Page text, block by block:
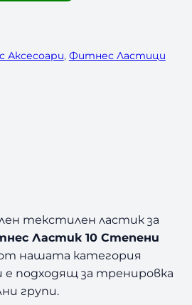
Аксесоари, Фитнес Ластици
текстилен ластик за
Ластик 10 Степени
нашата категория
е подходящ за тренировка
групи.